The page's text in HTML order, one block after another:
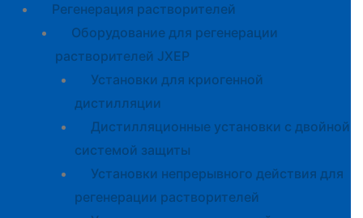
Регенерация растворителей
Оборудование для регенерации
растворителей JXEP
Установки для криогенной
дистилляции
Дистилляционные установки с двойной
системой защиты
Установки непрерывного действия для
регенерации растворителей